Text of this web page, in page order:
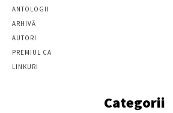
ANTOLOGII
ARHIVĂ
AUTORI
PREMIUL CA
LINKURI
Categorii